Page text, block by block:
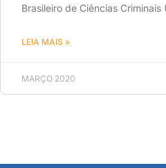
Brasileiro de Ciências Criminais
LEIA MAIS »
MARÇO 2020